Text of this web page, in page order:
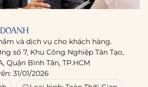
và dịch vụ cho khách hàng.
số 7, Khu Công Nghiệp Tân Tạo,
Quận Bình Tân, TP.HCM
31/01/2026